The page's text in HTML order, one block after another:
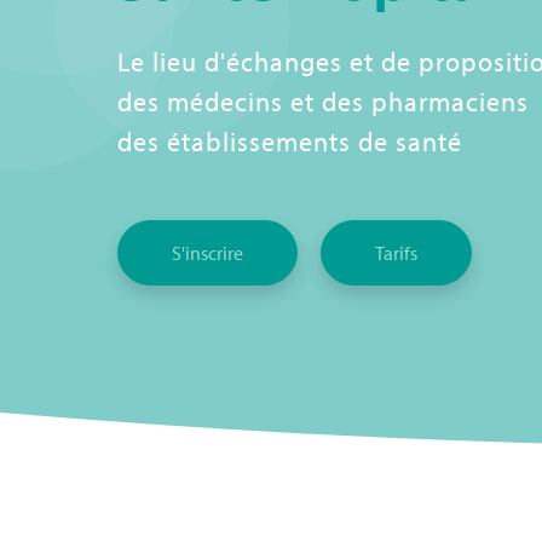
Le lieu d'échanges et de
des médecins et des pharmaciens
des établissements de santé
S'inscrire Tarifs